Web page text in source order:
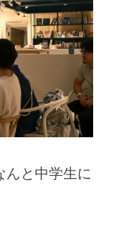
んと中学生に